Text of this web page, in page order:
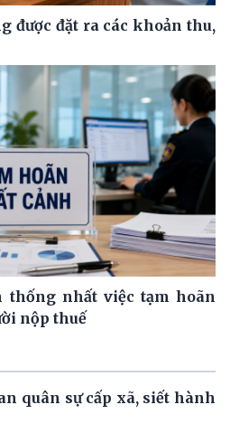
được đặt ra các khoản thu,
thống nhất việc tạm hoãn
nộp thuế
quân sự cấp xã, siết hành